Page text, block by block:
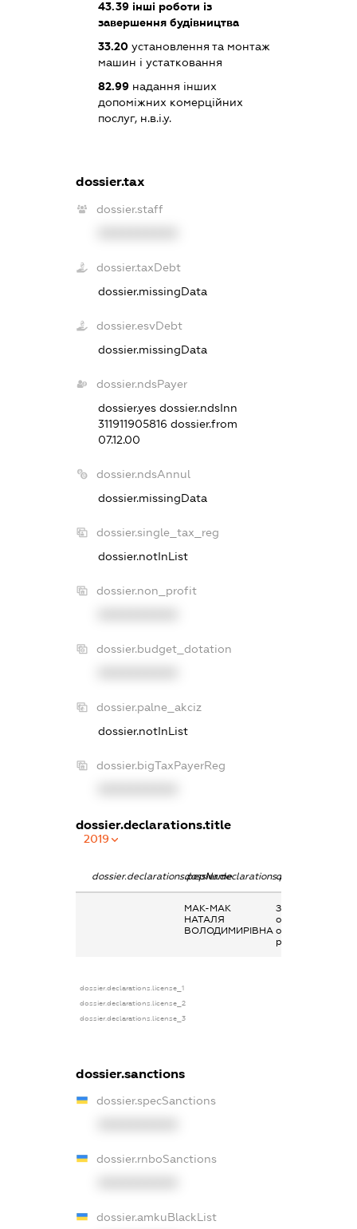
43.39 інші роботи із
завершення будівництва
33.20 установлення та монтаж
машин і устатковання
82.99 надання інших
допоміжних комерційних
послуг, н.в.і.у.
dossier.tax
dossier.staff
dossier.taxDebt
dossier.missingData
dossier.esvDebt
dossier.missingData
dossier.ndsPayer
dossier.yesdossier.ndsInn
311911905816dossier.from
07.12.00
dossier.ndsAnnul
dossier.missingData
dossier.single_tax_reg
dossier.notInList
dossier.non_profit
dossier.budget_dotation
dossier.palne_akciz
dossier.notInList
dossier.bigTaxPayerReg
dossier.declarations.title
2019
dossier.declarations.pepNamedossier.declarations.personName
МАК-МАК
НАТАЛЯ
ВОЛОДИМИРІВНА
Заробітна плата
отримана за
основним місцем
роботи
dossier.declarations.license_1
dossier.declarations.license_2
dossier.declarations.license_3
dossier.sanctions
dossier.specSanctions
dossier.rnboSanctions
dossier.amkuBlackList